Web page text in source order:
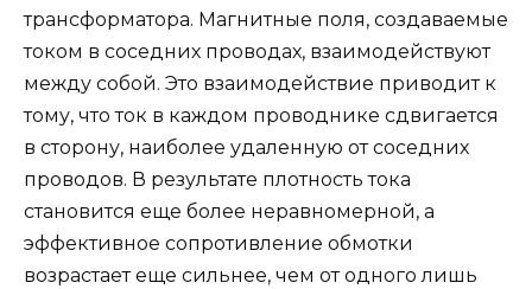
трансформатора. Магнитные поля, создаваемые
током в соседних проводах, взаимодействуют
между собой. Это взаимодействие приводит к
тому, что ток в каждом проводнике сдвигается
в сторону, наиболее удаленную от соседних
проводов. В результате плотность тока
становится еще более неравномерной, а
эффективное сопротивление обмотки
возрастает еще сильнее, чем от одного лишь